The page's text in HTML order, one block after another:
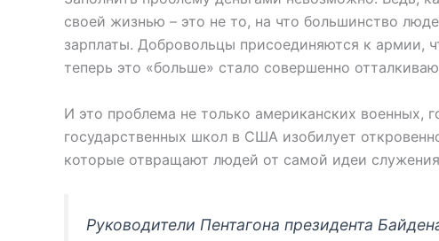
своей жизнью – это не то, на что большинство
зарплаты. Добровольцы присоединяются к армии,
теперь это «больше» стало совершенно
И это проблема не только американских военных,
государственных школ в США изобилует
которые отвращают людей от самой идеи
Руководители Пентагона президента